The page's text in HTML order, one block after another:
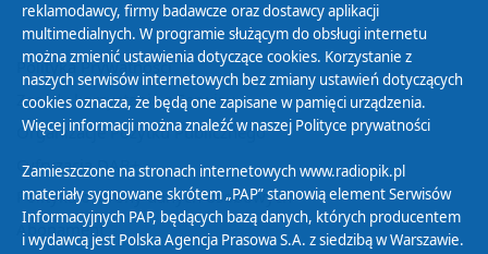
Polityka Prywatności
Zasady korzystania z Serwisu
Organizacje Pożytku Publicznego
Cyfryzacja DAB+
Polityka ochrony danych osobowych
Abonament
reklamodawcy, firmy badawcze oraz dostawcy aplikacji
multimedialnych. W programie służącym do obsługi internetu
można zmienić ustawienia dotyczące cookies. Korzystanie z
naszych serwisów internetowych bez zmiany ustawień dotyczących
cookies oznacza, że będą one zapisane w pamięci urządzenia.
Więcej informacji można znaleźć w naszej Polityce prywatności
Zamieszczone na stronach internetowych www.radiopik.pl
materiały sygnowane skrótem „PAP” stanowią element Serwisów
Informacyjnych PAP, będących bazą danych, których producentem
i wydawcą jest Polska Agencja Prasowa S.A. z siedzibą w Warszawie.